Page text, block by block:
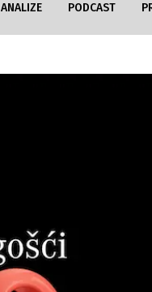
ANALIZE PODCAST